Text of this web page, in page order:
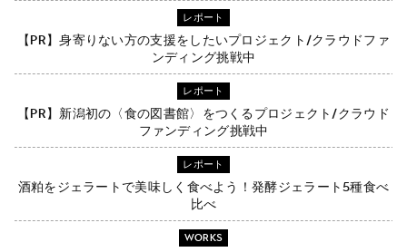
レポート
【PR】身寄りない方の支援をしたいプロジェクト/クラウドファ
ンディング挑戦中
レポート
【PR】新潟初の〈食の図書館〉をつくるプロジェクト/クラウド
ファンディング挑戦中
レポート
酒粕をジェラートで美味しく食べよう！発酵ジェラート5種食べ
比べ
WORKS